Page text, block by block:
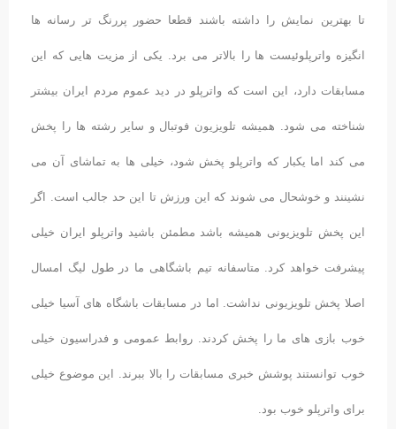
تا بهترین نمایش را داشته باشند قطعا حضور پررنگ تر رسانه ها
انگیزه واترپلوئیست ها را بالاتر می برد. یکی از مزیت هایی که این
مسابقات دارد، این است که واترپلو در دید عموم مردم ایران بیشتر
شناخته می شود. همیشه تلویزیون فوتبال و سایر رشته ها را پخش
می کند اما یکبار که واترپلو پخش شود، خیلی ها به تماشای آن می
نشینند و خوشحال می شوند که این ورزش تا این حد جالب است. اگر
این پخش تلویزیونی همیشه باشد مطمئن باشید واترپلو ایران خیلی
پیشرفت خواهد کرد. متاسفانه تیم باشگاهی ما در طول لیگ امسال
اصلا پخش تلویزیونی نداشت. اما در مسابقات باشگاه های آسیا خیلی
خوب بازی های ما را پخش کردند. روابط عمومی و فدراسیون خیلی
خوب توانستند پوشش خبری مسابقات را بالا ببرند. این موضوع خیلی
برای واترپلو خوب بود.